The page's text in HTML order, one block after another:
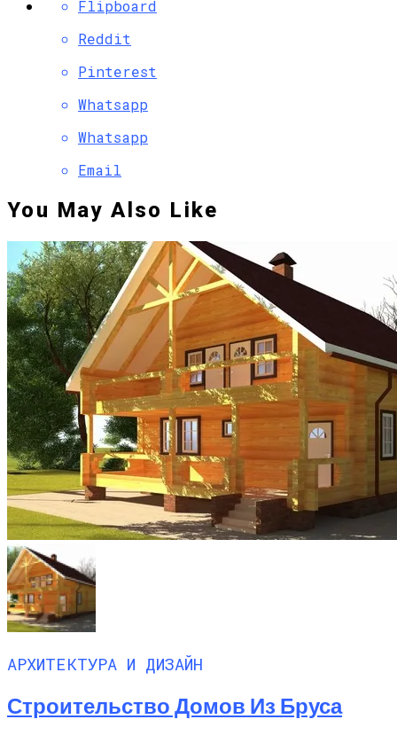
Flipboard
Reddit
Pinterest
Whatsapp
Whatsapp
Email
You May Also Like
АРХИТЕКТУРА И ДИЗАЙН
Строительство Домов Из Бруса